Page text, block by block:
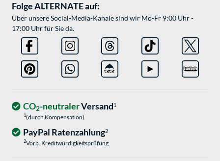
Folge ALTERNATE auf:
Über unsere Social-Media-Kanäle sind wir Mo-Fr 9:00 Uhr -
17:00 Uhr für Sie da.
CO2-neutralerVersand1
1(durch Kompensation)
PayPal Ratenzahlung2
2Vorb. Kreditwürdigkeitsprüfung